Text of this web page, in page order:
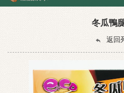
冬瓜鴨
返回